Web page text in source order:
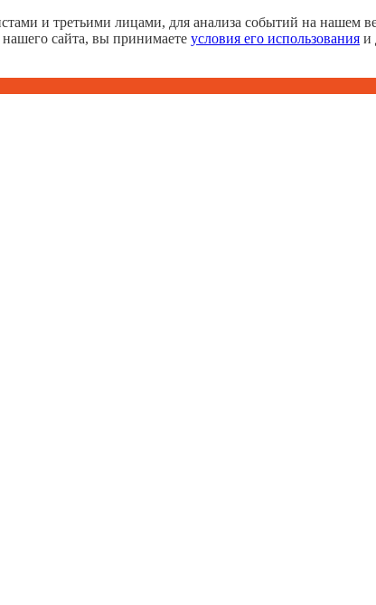
и третьими лицами, для анализа событий на нашем
сайта, вы принимаете условия его использования и